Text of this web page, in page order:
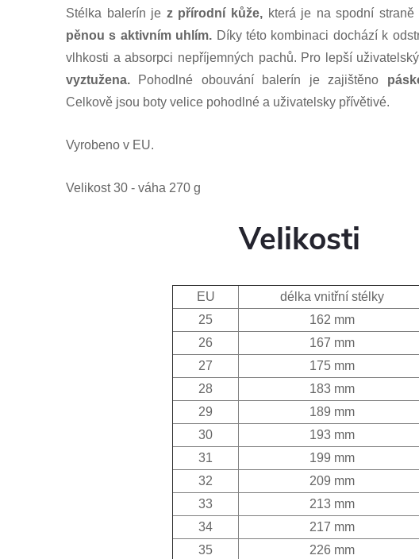
Stélka balerín je z přírodní kůže,která je na spodní straně
pěnou s aktivním uhlím. Díky této kombinaci dochází k
vlhkosti a absorpci nepříjemných pachů. Pro lepší
vyztužena. Pohodlné obouvání balerín je zajištěno
Celkově jsou boty velice pohodlné a uživatelsky přívětivé.
Vyrobeno v EU.
Velikost 30 - váha 270 g
Velikosti
EU
délka vnitřní stélky
25
162 mm
26
167 mm
27
175 mm
28
183 mm
29
189 mm
30
193 mm
31
199 mm
32
209 mm
33
213 mm
34
217 mm
35
226 mm